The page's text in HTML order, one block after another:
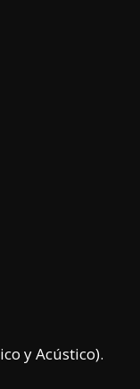
y Acústico).